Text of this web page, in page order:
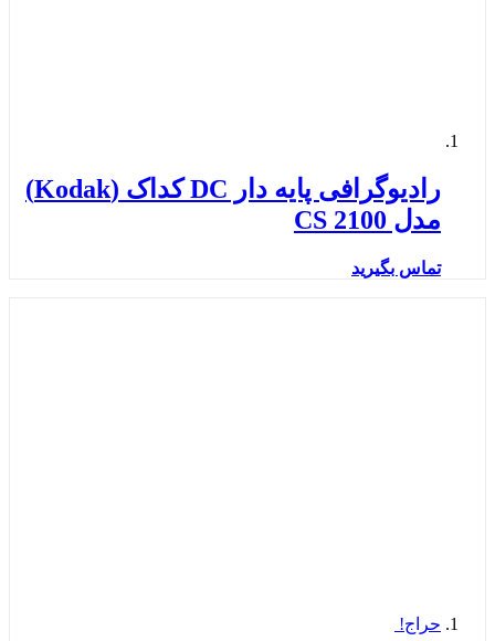
رادیوگرافی پایه دار DC کداک (Kodak)
مدل CS 2100
تماس بگیرید
حراج!